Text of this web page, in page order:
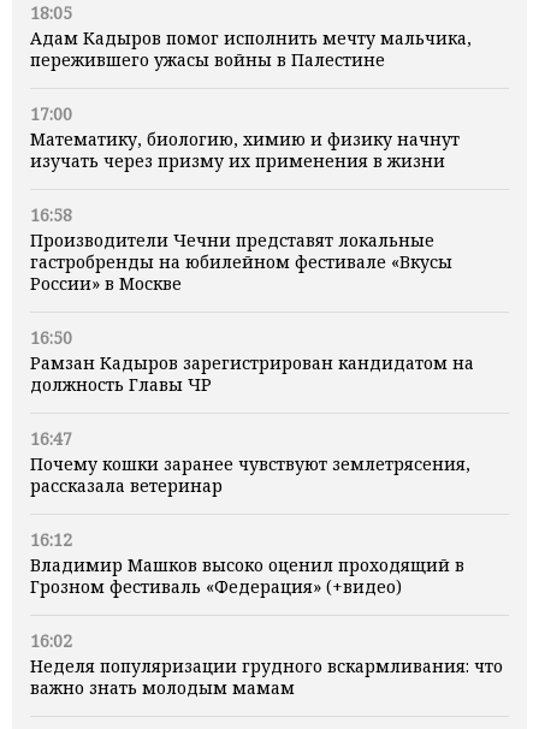
18:05
Адам Кадыров помог исполнить мечту мальчика,
пережившего ужасы войны в Палестине
17:00
Математику, биологию, химию и физику начнут
изучать через призму их применения в жизни
16:58
Производители Чечни представят локальные
гастробренды на юбилейном фестивале «Вкусы
России» в Москве
16:50
Рамзан Кадыров зарегистрирован кандидатом на
должность Главы ЧР
16:47
Почему кошки заранее чувствуют землетрясения,
рассказала ветеринар
16:12
Владимир Машков высоко оценил проходящий в
Грозном фестиваль «Федерация» (+видео)
16:02
Неделя популяризации грудного вскармливания: что
важно знать молодым мамам